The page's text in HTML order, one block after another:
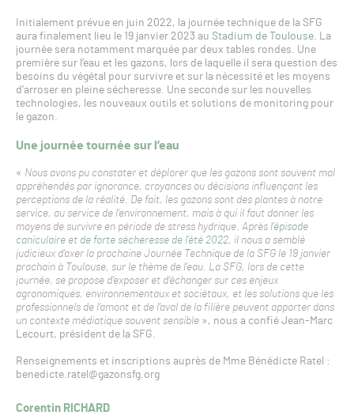
Initialement prévue en juin 2022, la journée technique de la SFG
aura finalement lieu le 19 janvier 2023 au Stadium de Toulouse. La
journée sera notamment marquée par deux tables rondes. Une
première sur l’eau et les gazons, lors de laquelle il sera question des
besoins du végétal pour survivre et sur la nécessité et les moyens
d’arroser en pleine sécheresse. Une seconde sur les nouvelles
technologies, les nouveaux outils et solutions de monitoring pour
le gazon.
Une journée tournée sur l’eau
« Nous avons pu constater et déplorer que les gazons sont souvent mal
appréhendés par ignorance, croyances ou décisions influençant les
perceptions de la réalité. De fait, les gazons sont des plantes à notre
service, au service de l’environnement, mais à qui il faut donner les
moyens de survivre en période de stress hydrique. Après l’épisode
caniculaire et de forte sécheresse de l’été 2022, il nous a semblé
judicieux d’axer la prochaine Journée Technique de la SFG le 19 janvier
prochain à Toulouse, sur le thème de l’eau. La SFG, lors de cette
journée, se propose d’exposer et d’échanger sur ces enjeux
agronomiques, environnementaux et sociétaux, et les solutions que les
professionnels de l’amont et de l’aval de la filière peuvent apporter dans
un contexte médiatique souvent sensible», nous a confié Jean-Marc
Lecourt, président de la SFG.
Renseignements et inscriptions auprès de Mme Bénédicte Ratel :
benedicte.ratel@gazonsfg.org
Corentin RICHARD